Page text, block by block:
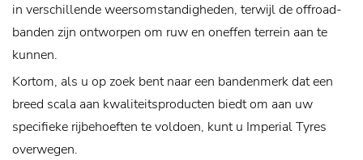
in verschillende weersomstandigheden, terwijl de offroad-
banden zijn ontworpen om ruw en oneffen terrein aan te
kunnen.
Kortom, als u op zoek bent naar een bandenmerk dat een
breed scala aan kwaliteitsproducten biedt om aan uw
specifieke rijbehoeften te voldoen, kunt u Imperial Tyres
overwegen.